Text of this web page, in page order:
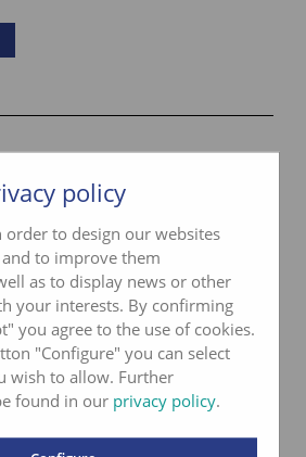
policy
order to design our websites
to improve them
as to display news or other
your interests. By confirming
you agree to the use of cookies.
"Configure" you can select
wish to allow. Further
found in our privacy policy.